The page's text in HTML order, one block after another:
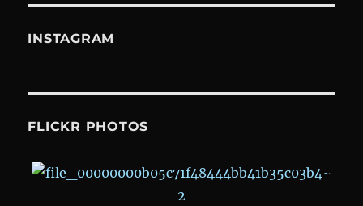
INSTAGRAM
FLICKR PHOTOS